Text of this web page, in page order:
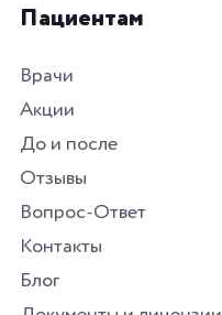
Пациентам
Врачи
Акции
До и после
Отзывы
Вопрос-Ответ
Контакты
Блог